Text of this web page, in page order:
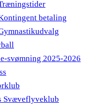
betaling
svømning 2025-2026
Svæveflyveklub